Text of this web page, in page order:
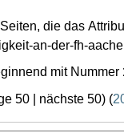
die das
an-der-fh-
mit Nummer
50 nächste 50) (